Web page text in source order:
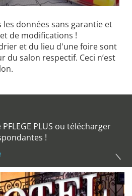
les données sans garantie et
de modifications !
et du lieu d'une foire sont
du salon respectif. Ceci n’est
PLUS ou télécharger
!